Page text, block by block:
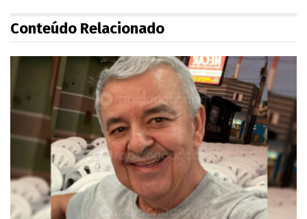
Conteúdo Relacionado